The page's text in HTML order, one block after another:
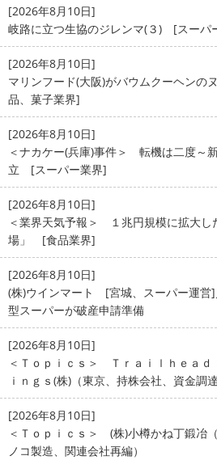
[2026年8月10日]
岐路に立つ生協のジレンマ(３) [スーパ
[2026年8月10日]
マリンフード(大阪)がバウムクーヘン
品、菓子業界]
[2026年8月10日]
＜ナカケー(兵庫)事件＞ 転機は二度～
立 [スーパー業界]
[2026年8月10日]
＜業界天気予報＞ １兆円規模に拡大し
場」 [食品業界]
[2026年8月10日]
(株)ウインマート [宮城、スーパー運営
型スーパーが破産申請準備
[2026年8月10日]
＜Ｔｏｐｉｃｓ＞ Ｔｒａｉｌｈｅａｄ
ｉｎｇｓ(株)（東京、持株会社、資金調達
[2026年8月10日]
＜Ｔｏｐｉｃｓ＞ (株)小樽かね丁鍛冶
ノコ製造、関連会社再編）